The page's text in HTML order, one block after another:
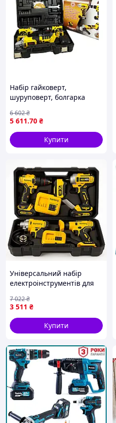
Набір гайковерт,
шуруповерт, болгарка
акумуляторний
5 611.70 ₴
6 602₴
Купити
Універсальний набір
електроінструментів для
електроінструментів для
дому HD-98
3 511 ₴
7 022₴
Купити